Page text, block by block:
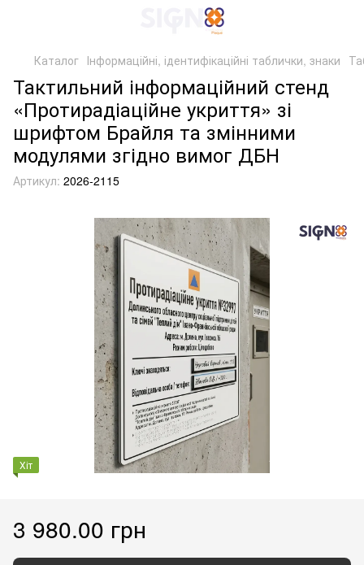
Каталог Інформаційні, ідентифікаційні таблички, знаки
Тактильний інформаційний стенд
«Протирадіаційне укриття» зі
шрифтом Брайля та змінними
модулями згідно вимог ДБН
Артикул: 2026-2115
Хіт
3 980.00 грн